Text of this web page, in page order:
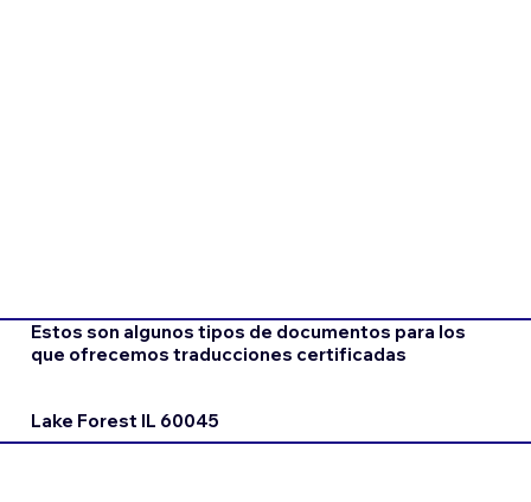
Estos son algunos tipos de documentos para los
que ofrecemos traducciones certificadas
Lake Forest IL 60045